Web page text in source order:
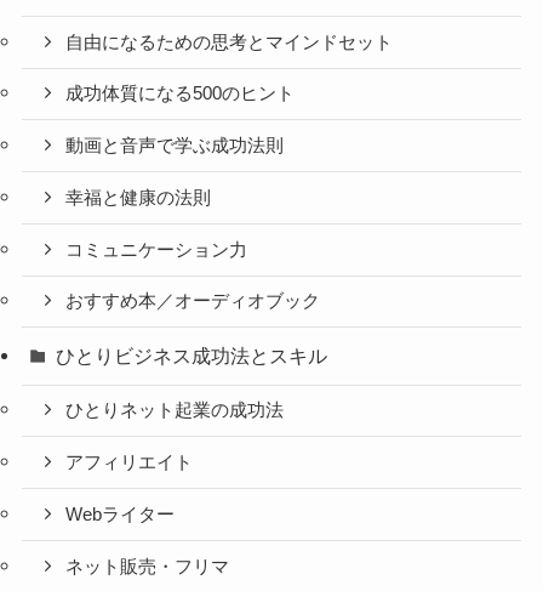
自由になるための思考とマインドセット
成功体質になる500のヒント
動画と音声で学ぶ成功法則
幸福と健康の法則
コミュニケーション力
おすすめ本／オーディオブック
ひとりビジネス成功法とスキル
ひとりネット起業の成功法
アフィリエイト
Webライター
ネット販売・フリマ